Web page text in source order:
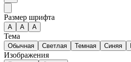
Размер шрифта
А A A
Тема
Обычная Светлая Темная Синяя
Изображения